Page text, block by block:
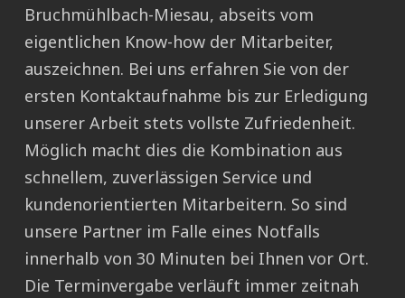
Bruchmühlbach-Miesau, abseits vom
eigentlichen Know-how der Mitarbeiter,
auszeichnen. Bei uns erfahren Sie von der
ersten Kontaktaufnahme bis zur Erledigung
unserer Arbeit stets vollste Zufriedenheit.
Möglich macht dies die Kombination aus
schnellem, zuverlässigen Service und
kundenorientierten Mitarbeitern. So sind
unsere Partner im Falle eines Notfalls
innerhalb von 30 Minuten bei Ihnen vor Ort.
Die Terminvergabe verläuft immer zeitnah